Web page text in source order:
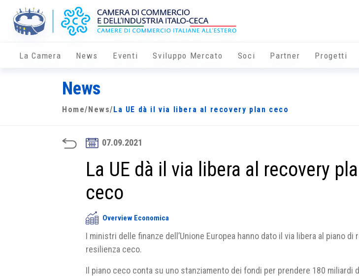
La Camera News Eventi Sviluppo Mercato Soci Partner Progetti
News
Home/ News/ La UE dà il via libera al recovery plan ceco
07.09.2021
La UE dà il via libera al recovery
ceco
Overview Economica
I ministri delle finanze dell’Unione Europea hanno dato il via libera al piano di
resilienza ceco.
Il piano ceco conta su uno stanziamento dei fondi per prendere 180 miliardi